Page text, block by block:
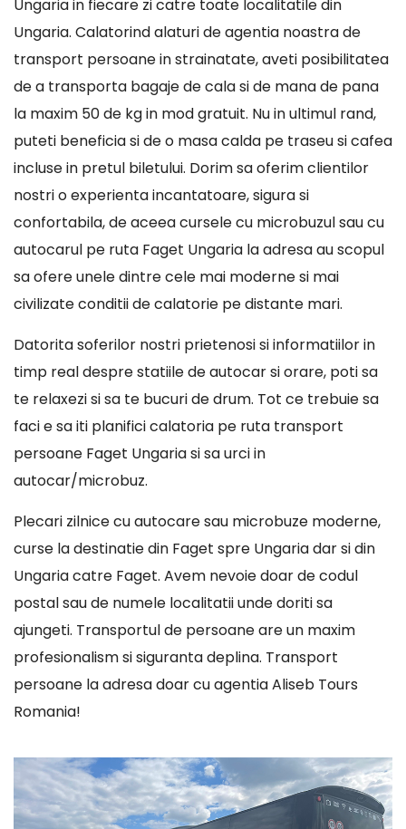
Ungaria in fiecare zi catre toate localitatile din
Ungaria. Calatorind alaturi de agentia noastra de
transport persoane in strainatate, aveti posibilitatea
de a transporta bagaje de cala si de mana de pana
la maxim 50 de kg in mod gratuit. Nu in ultimul rand,
puteti beneficia si de o masa calda pe traseu si cafea
incluse in pretul biletului. Dorim sa oferim clientilor
nostri o experienta incantatoare, sigura si
confortabila, de aceea cursele cu microbuzul sau cu
autocarul pe ruta Faget Ungaria la adresa au scopul
sa ofere unele dintre cele mai moderne si mai
civilizate conditii de calatorie pe distante mari.
Datorita soferilor nostri prietenosi si informatiilor in
timp real despre statiile de autocar si orare, poti sa
te relaxezi si sa te bucuri de drum. Tot ce trebuie sa
faci e sa iti planifici calatoria pe ruta transport
persoane Faget Ungaria si sa urci in
autocar/microbuz.
Plecari zilnice cu autocare sau microbuze moderne,
curse la destinatie din Faget spre Ungaria dar si din
Ungaria catre Faget. Avem nevoie doar de codul
postal sau de numele localitatii unde doriti sa
ajungeti. Transportul de persoane are un maxim
profesionalism si siguranta deplina. Transport
persoane la adresa doar cu agentia Aliseb Tours
Romania!
Player
video